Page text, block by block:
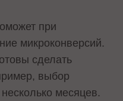
при
микроконверсий.
сделать
выбор
месяцев.